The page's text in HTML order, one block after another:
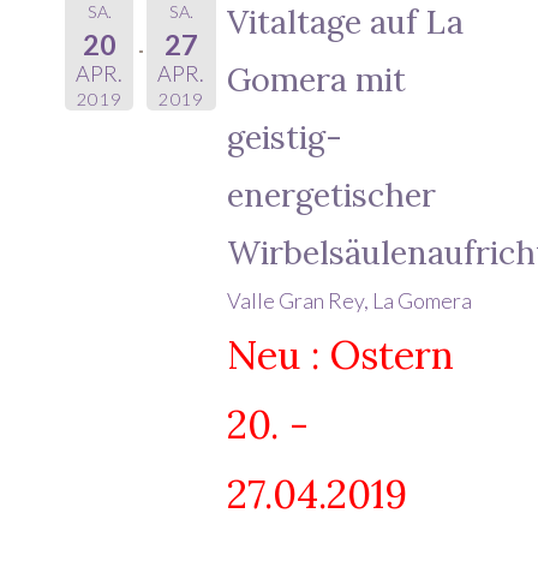
SA.
20
APR.
2019
SA.
27
APR.
2019
Vitaltage auf La
Gomera mit
geistig-
energetischer
Valle Gran Rey, La Gomera
Neu : Ostern
20. -
27.04.2019